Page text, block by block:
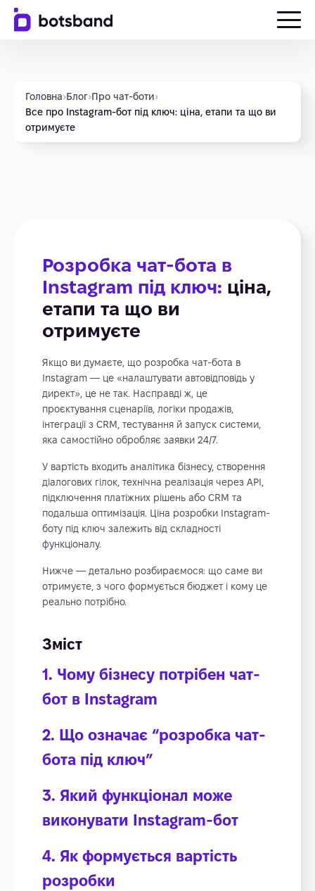
Головна›Блог›Про чат-боти›
Все про Instagram-бот під ключ: ціна, етапи та що ви
отримуєте
Розробка чат-бота в
Instagram під ключ: ціна,
етапи та що ви
отримуєте
Якщо ви думаєте, що розробка чат-бота в
Instagram — це «налаштувати автовідповідь у
директ», це не так. Насправді ж, це
проєктування сценаріїв, логіки продажів,
інтеграції з CRM, тестування й запуск системи,
яка самостійно обробляє заявки 24/7.
У вартість входить аналітика бізнесу, створення
діалогових гілок, технічна реалізація через API,
підключення платіжних рішень або CRM та
подальша оптимізація. Ціна розробки Instagram-
боту під ключ залежить від складності
функціоналу.
Нижче — детально розбираємося: що саме ви
отримуєте, з чого формується бюджет і кому це
реально потрібно.
Зміст
1. Чому бізнесу потрібен чат-
бот в Instagram
2. Що означає “розробка чат-
бота під ключ”
3. Який функціонал може
виконувати Instagram-бот
4. Як формується вартість
розробки